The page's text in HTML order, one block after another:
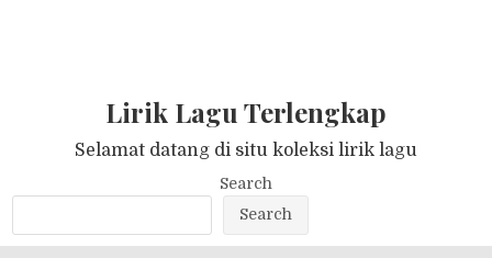
Lirik Lagu Terlengkap
Selamat datang di situ koleksi lirik lagu
Search
Search